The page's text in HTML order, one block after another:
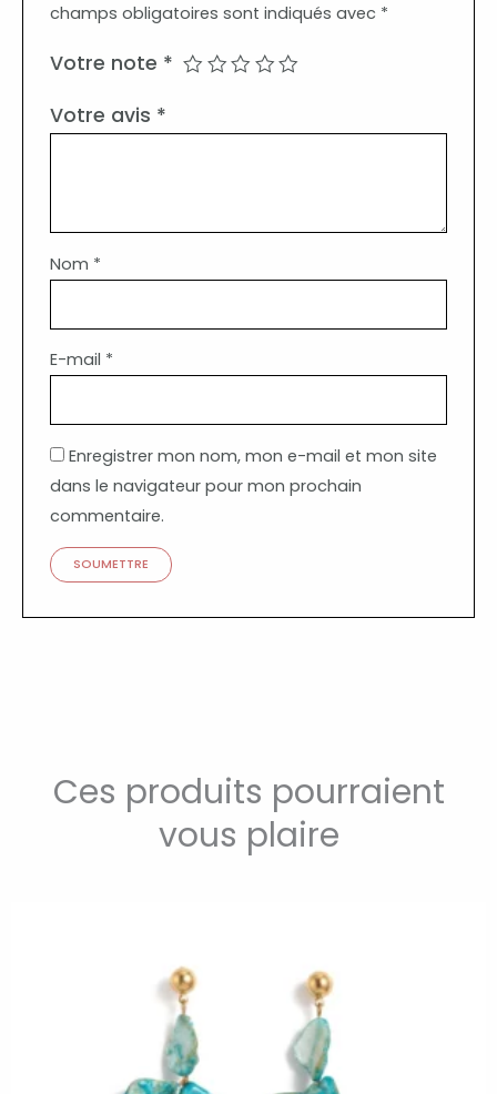
champs obligatoires sont indiqués avec *
Votre note *
Votre avis *
Nom *
E-mail *
Enregistrer mon nom, mon e-mail et mon site
dans le navigateur pour mon prochain
commentaire.
Ces produits pourraient
vous plaire